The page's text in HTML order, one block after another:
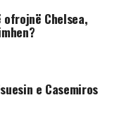
Chelsea,
e Casemiros